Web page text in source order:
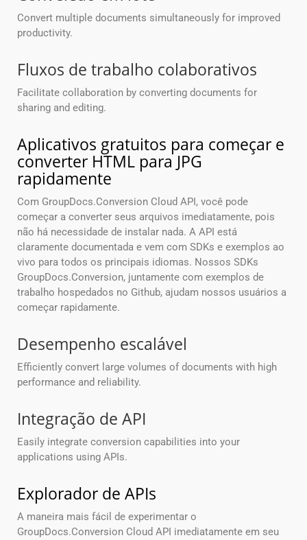
Convert multiple documents simultaneously for improved
productivity.
Fluxos de trabalho colaborativos
Facilitate collaboration by converting documents for
sharing and editing.
Aplicativos gratuitos para começar e
converter HTML para JPG
rapidamente
Com GroupDocs.Conversion Cloud API, você pode
começar a converter seus arquivos imediatamente, pois
não há necessidade de instalar nada. A API está
claramente documentada e vem com SDKs e exemplos ao
vivo para todos os principais idiomas. Nossos SDKs
GroupDocs.Conversion, juntamente com exemplos de
trabalho hospedados no Github, ajudam nossos usuários a
começar rapidamente.
Desempenho escalável
Efficiently convert large volumes of documents with high
performance and reliability.
Integração de API
Easily integrate conversion capabilities into your
applications using APIs.
Explorador de APIs
A maneira mais fácil de experimentar o
GroupDocs.Conversion Cloud API imediatamente em seu